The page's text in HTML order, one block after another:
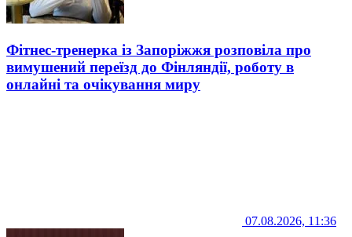
Фітнес-тренерка із Запоріжжя розповіла про
вимушений переїзд до Фінляндії, роботу в
онлайні та очікування миру
07.08.2026, 11:36